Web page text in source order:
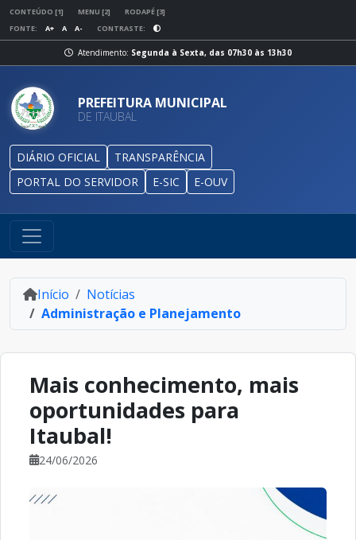
CONTEÚDO [1] MENU [2]
RODAPÉ [3]
FONTE:
A+ A A- CONTRASTE:
Atendimento: Segunda à Sexta, das 07h30 às 13h30
PREFEITURA MUNICIPAL
DE ITAUBAL
DIÁRIO OFICIAL
TRANSPARÊNCIA
PORTAL DO SERVIDOR
E-SIC E-OUV
Início
Notícias
Administração e Planejamento
Mais conhecimento, mais
oportunidades para
Itaubal!
24/06/2026